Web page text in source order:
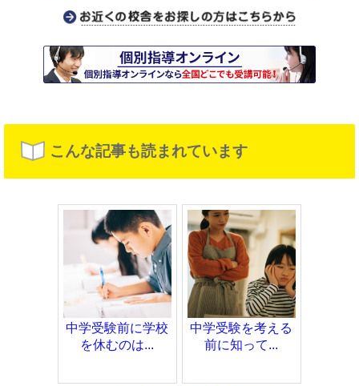
こんな記事も読まれています
中学受験前に学校
を休むのは...
中学受験を考える
前に知って...